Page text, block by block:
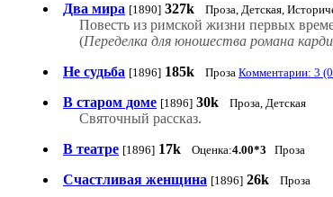
Два мира [1890] 327k Проза, Детская,
Повесть из римской жизни первых
(Переделка для юношества романа
Не судьба [1896] 185k Проза Комментарии: 3
В старом доме [1896] 30k Проза, Детская
Святочный рассказ.
В театре [1896] 17k Оценка:4.00*3 Проза
Счастливая женщина [1896] 26k Проза